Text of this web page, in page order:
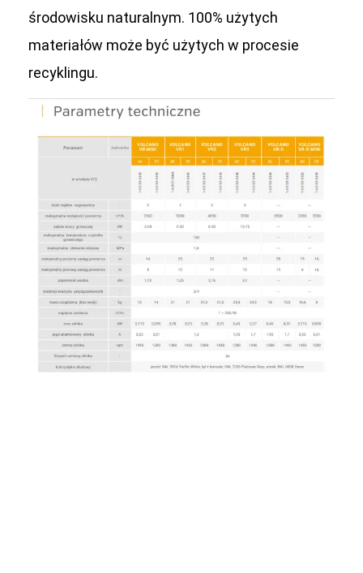
środowisku naturalnym. 100% użytych
materiałów może być użytych w procesie
recyklingu.